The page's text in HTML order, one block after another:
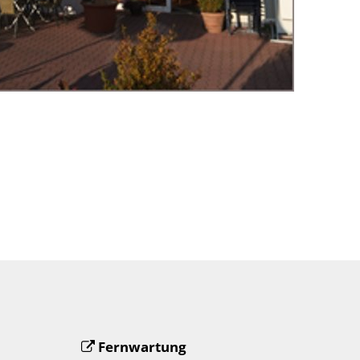
Fernwartung